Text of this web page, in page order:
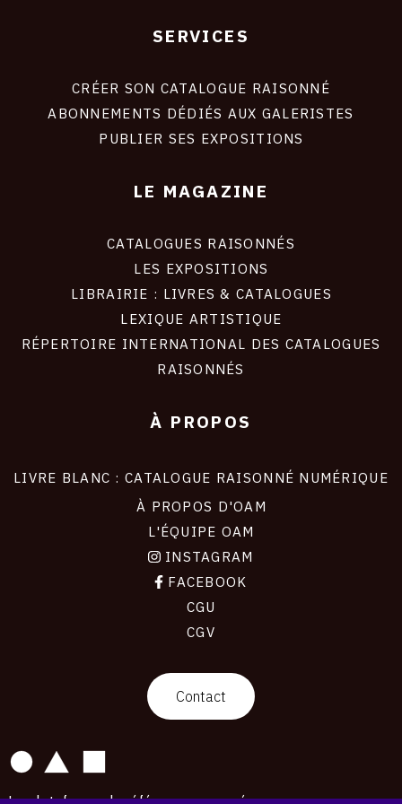
SERVICES
CRÉER SON CATALOGUE RAISONNÉ
ABONNEMENTS DÉDIÉS AUX GALERISTES
PUBLIER SES EXPOSITIONS
LE MAGAZINE
CATALOGUES RAISONNÉS
LES EXPOSITIONS
LIBRAIRIE : LIVRES & CATALOGUES
LEXIQUE ARTISTIQUE
RÉPERTOIRE INTERNATIONAL DES CATALOGUES
RAISONNÉS
À PROPOS
LIVRE BLANC : CATALOGUE RAISONNÉ NUMÉRIQUE
À PROPOS D'OAM
L'ÉQUIPE OAM
INSTAGRAM
FACEBOOK
CGU
CGV
Contact